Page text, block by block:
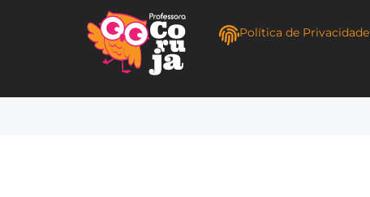
Política de Privacidade